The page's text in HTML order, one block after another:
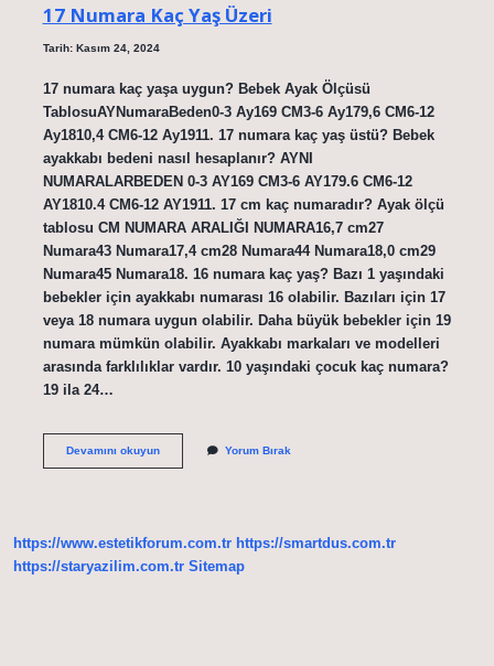
17 Numara Kaç Yaş Üzeri
Tarih: Kasım 24, 2024
17 numara kaç yaşa uygun? Bebek Ayak Ölçüsü
TablosuAYNumaraBeden0-3 Ay169 CM3-6 Ay179,6 CM6-12
Ay1810,4 CM6-12 Ay1911. 17 numara kaç yaş üstü? Bebek
ayakkabı bedeni nasıl hesaplanır? AYNI
NUMARALARBEDEN 0-3 AY169 CM3-6 AY179.6 CM6-12
AY1810.4 CM6-12 AY1911. 17 cm kaç numaradır? Ayak ölçü
tablosu CM NUMARA ARALIĞI NUMARA16,7 cm27
Numara43 Numara17,4 cm28 Numara44 Numara18,0 cm29
Numara45 Numara18. 16 numara kaç yaş? Bazı 1 yaşındaki
bebekler için ayakkabı numarası 16 olabilir. Bazıları için 17
veya 18 numara uygun olabilir. Daha büyük bebekler için 19
numara mümkün olabilir. Ayakkabı markaları ve modelleri
arasında farklılıklar vardır. 10 yaşındaki çocuk kaç numara?
19 ila 24…
Devamını okuyun17
Yorum Bırak
https://www.estetikforum.com.tr https://smartdus.com.tr
https://staryazilim.com.tr Sitemap